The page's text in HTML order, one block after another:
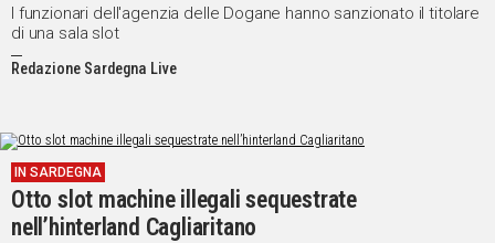
OGLIASTRA
MEDIO
CAMPIDANO
NOTIZIE
POLITICA
IN
ITALIA
I funzionari dell'agenzia delle Dogane hanno sanzionato il titolare
di una sala slot
Redazione Sardegna Live
IN SARDEGNA
Otto slot machine illegali sequestrate
nell’hinterland Cagliaritano